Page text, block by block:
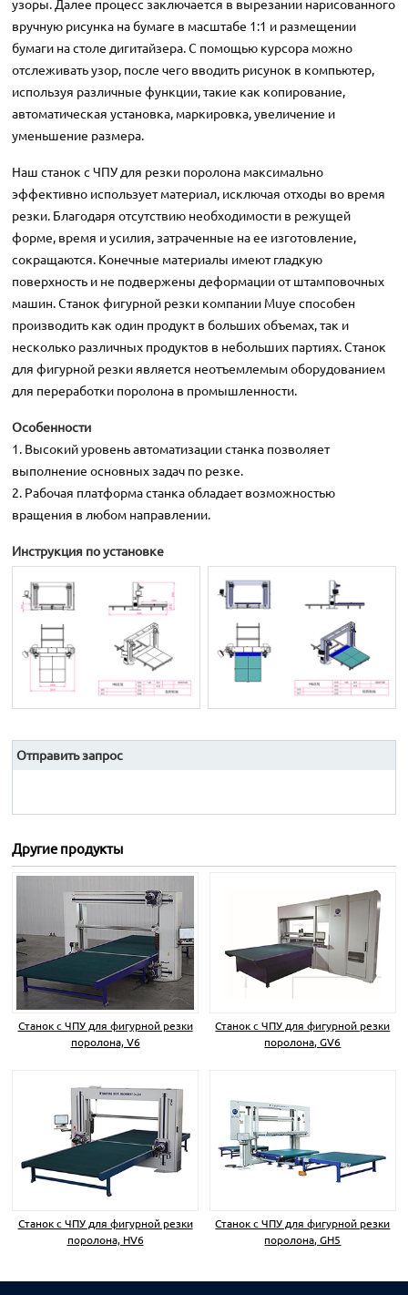
узоры. Далее процесс заключается в вырезании нарисованного
вручную рисунка на бумаге в масштабе 1:1 и размещении
бумаги на столе дигитайзера. С помощью курсора можно
отслеживать узор, после чего вводить рисунок в компьютер,
используя различные функции, такие как копирование,
автоматическая установка, маркировка, увеличение и
уменьшение размера.
Наш станок с ЧПУ для резки поролона максимально
эффективно использует материал, исключая отходы во время
резки. Благодаря отсутствию необходимости в режущей
форме, время и усилия, затраченные на ее изготовление,
сокращаются. Конечные материалы имеют гладкую
поверхность и не подвержены деформации от штамповочных
машин. Станок фигурной резки компании Muye способен
производить как один продукт в больших объемах, так и
несколько различных продуктов в небольших партиях. Станок
для фигурной резки является неотъемлемым оборудованием
для переработки поролона в промышленности.
Особенности
1. Высокий уровень автоматизации станка позволяет
выполнение основных задач по резке.
2. Рабочая платформа станка обладает возможностью
вращения в любом направлении.
Инструкция по установке
Отправить запрос
Другие продукты
Станок с ЧПУ для фигурной резки
поролона, V6
Станок с ЧПУ для фигурной резки
поролона, GV6
Станок с ЧПУ для фигурной резки
поролона, HV6
Станок с ЧПУ для фигурной резки
поролона, GH5